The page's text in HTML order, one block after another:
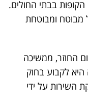
בבתי החולים.
מבוטח ומבוטחת
החוזר, ממשיכה
לקבוע בחוק
השירות על ידי